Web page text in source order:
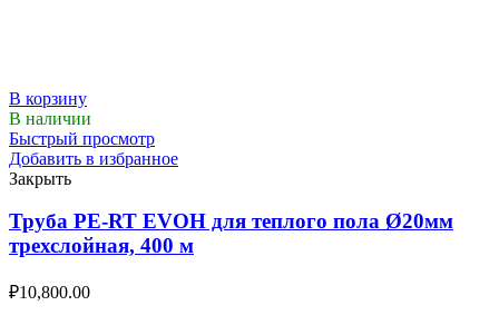
В корзину
В наличии
Быстрый просмотр
Добавить в избранное
Закрыть
Труба PE-RT EVOH для теплого пола Ø20мм
трехслойная, 400 м
₽10,800.00